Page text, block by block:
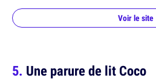
Voir le site
Une parure de lit Coco